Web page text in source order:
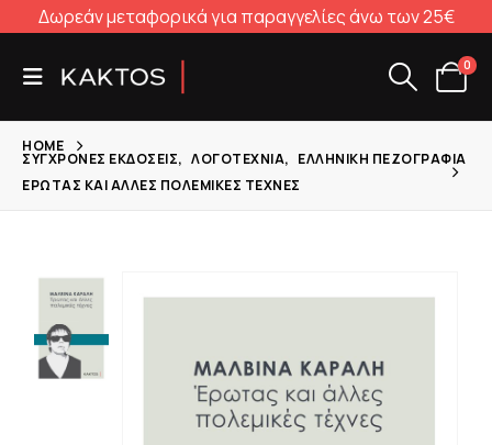
Δωρεάν μεταφορικά για παραγγελίες άνω των 25€
0
HOME
ΣΎΓΧΡΟΝΕΣ ΕΚΔΌΣΕΙΣ, ΛΟΓΟΤΕΧΝΊΑ, ΕΛΛΗΝΙΚΉ ΠΕΖΟΓΡΑΦΊΑ
ΈΡΩΤΑΣ ΚΑΙ ΆΛΛΕΣ ΠΟΛΕΜΙΚΈΣ ΤΈΧΝΕΣ